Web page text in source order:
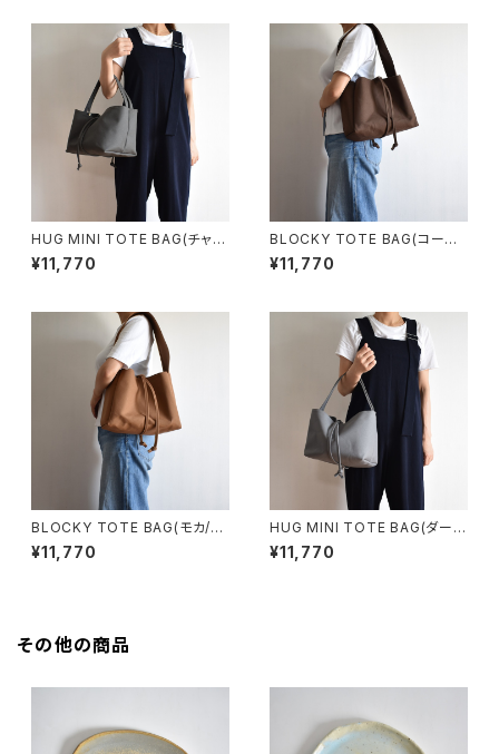
HUG MINI TOTE BAG(チャコ
ール/グレー)
¥11,770
BLOCKY TOTE BAG(コーヒ
ー/ブラウン)
¥11,770
BLOCKY TOTE BAG(モカ/ブ
ラウン)
¥11,770
HUG MINI TOTE BAG(ダーク
グレー)
¥11,770
その他の商品